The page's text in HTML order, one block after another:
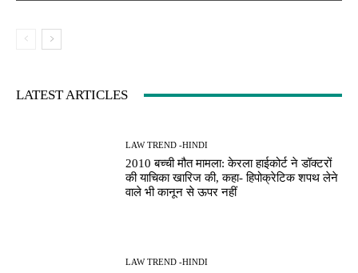
LATEST ARTICLES
LAW TREND -HINDI
2010 बच्ची मौत मामला: केरला हाईकोर्ट ने डॉक्टरों
की याचिका खारिज की, कहा- हिपोक्रेटिक शपथ लेने
वाले भी कानून से ऊपर नहीं
LAW TREND -HINDI